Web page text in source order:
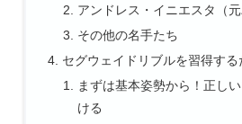
アンドレス・イニエスタ（元
その他の名手たち
セグウェイドリブルを習得す
まずは基本姿勢から！正し
ける